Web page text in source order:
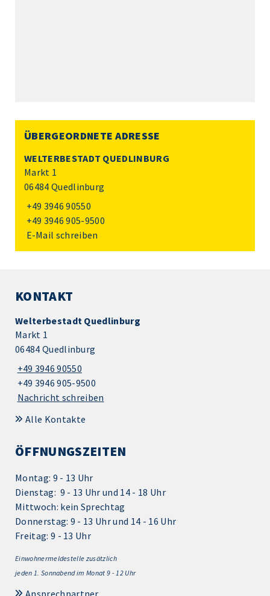
ÜBERGEORDNETE ADRESSE
WELTERBESTADT QUEDLINBURG
Markt 1
06484 Quedlinburg
+49 3946 90550
+49 3946 905-9500
E-Mail schreiben
KONTAKT
Welterbestadt Quedlinburg
Markt 1
06484 Quedlinburg
+49 3946 90550
+49 3946 905-9500
Nachricht schreiben
Alle Kontakte
ÖFFNUNGSZEITEN
Montag: 9 - 13 Uhr
Dienstag: 9 - 13 Uhr und 14 - 18 Uhr
Mittwoch: kein Sprechtag
Donnerstag: 9 - 13 Uhr und 14 - 16 Uhr
Freitag: 9 - 13 Uhr
Einwohnermeldestelle zusätzlich
jeden 1. Sonnabend im Monat 9 - 12 Uhr
Ansprechpartner